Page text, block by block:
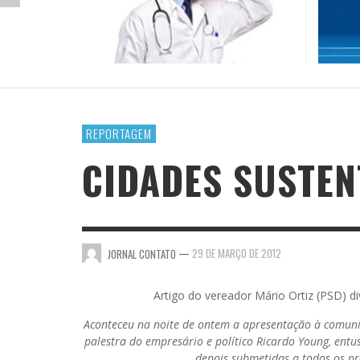
A
JOSÉ NÊUMANNE PINTO
LAZER E CULTURA
VENTILADOR
A
REPORTAGEM
CIDADES
JORNAL CONTATO — 29 DE MARÇO DE 2012
Artigo do vereador Mário Ortiz (PSD)
Aconteceu na noite de ontem a apresentação à
palestra do empresário e político Ricardo Young,